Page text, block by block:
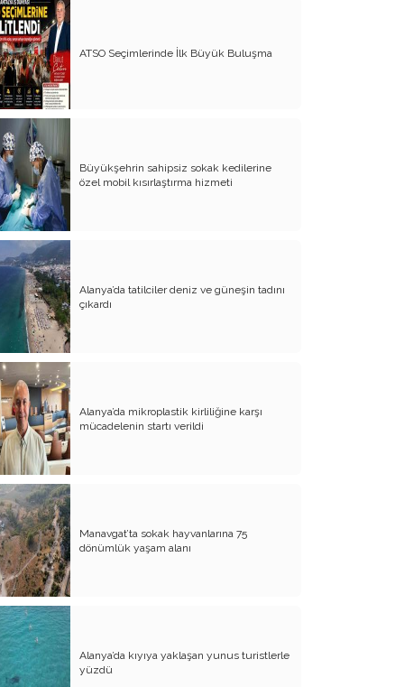
Siyasetle İlgilenmek!
Davranışlarımız ve hormonlarımız…
Konya Zümrüt Apartman Faciası!
Beynimizin muhteşemliği ve doğru
kullanımı!
Hayat Felsefemiz Ve Psikolojimiz
Üzerine!
Laik Demokratik Cumhuriyet Ve İslam
Dini
Yalnızlık, Bir Sosyal Acı Ya Da Bir Lüks!
Tunç Soyer, neden Yunan demedi?
26 Ağustos 1922
İnsanın Anlam Anlayışı ve Logoterapi
Bir aile danışmanı, bir öykü...
Doktorlarımız ve Şehir Hastaneleri
Kritik soru...
Bir Psikolojik Danışmanın Askerlik
Görevi
Makyavelizm
ÇYDD’nin Kara Günü, 13 Nisan 2009
Allah Korkusu ve Allah sevgisi
İki önemli konu!
*Bu ne yaman çelişkidir?
ATSO Seçimlerinde İlk Büyük Buluşma
Büyükşehrin sahipsiz sokak kedilerine
özel mobil kısırlaştırma hizmeti
Alanya’da tatilciler deniz ve güneşin tadını
çıkardı
Alanya’da mikroplastik kirliliğine karşı
mücadelenin startı verildi
Manavgat’ta sokak hayvanlarına 75
dönümlük yaşam alanı
Alanya’da kıyıya yaklaşan yunus turistlerle
yüzdü